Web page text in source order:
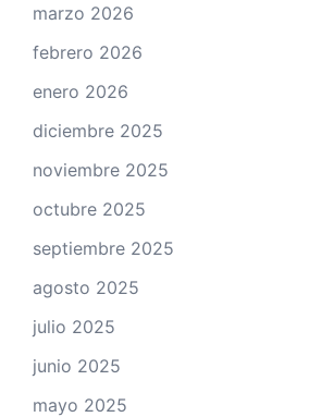
marzo 2026
febrero 2026
enero 2026
diciembre 2025
noviembre 2025
octubre 2025
septiembre 2025
agosto 2025
julio 2025
junio 2025
mayo 2025